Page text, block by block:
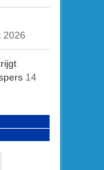
2026
14